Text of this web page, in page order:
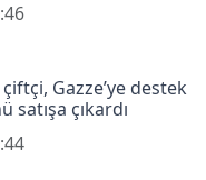
Gazze’ye destek
çıkardı